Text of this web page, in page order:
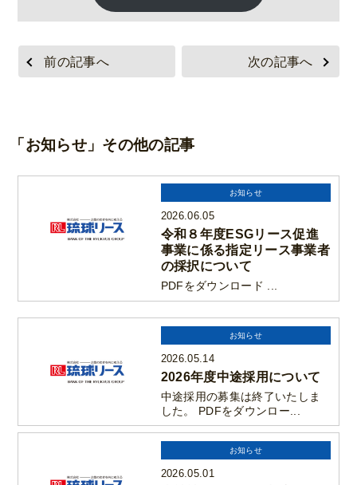
前の記事へ 次の記事へ
「お知らせ」その他の記事
お知らせ
2026.06.05
令和８年度ESGリース促進
事業に係る指定リース事業者
の採択について
PDFをダウンロード ...
お知らせ
2026.05.14
2026年度中途採用について
中途採用の募集は終了いたしま
した。 PDFをダウンロー...
お知らせ
2026.05.01